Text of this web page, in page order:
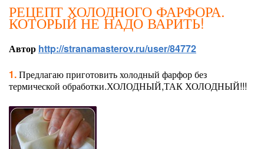
РЕЦЕПТ ХОЛОДНОГО ФАРФОРА.
КОТОРЫЙ НЕ НАДО ВАРИТЬ!
Автор http://stranamasterov.ru/user/84772
1.Предлагаю приготовить холодный фарфор без
термической обработки.ХОЛОДНЫЙ,ТАК ХОЛОДНЫЙ!!!